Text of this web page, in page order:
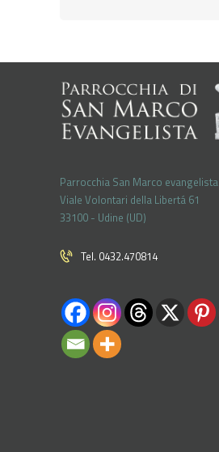
Parrocchia San Marco evangelista
Viale Volontari della Libertá 61
33100 - Udine (UD)
Tel. 0432.470814